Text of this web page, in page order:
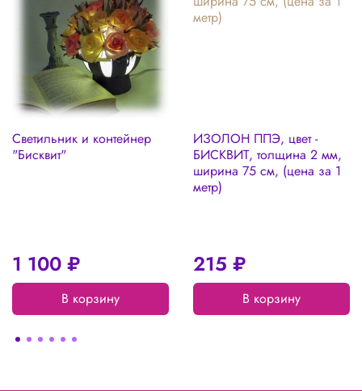
Светильник и контейнер
"Бисквит"
1 100 ₽
В корзину
ИЗОЛОН ППЭ, цвет -
БИСКВИТ, толщина 2 мм,
ширина 75 см, (цена за 1
метр)
215 ₽
В корзину